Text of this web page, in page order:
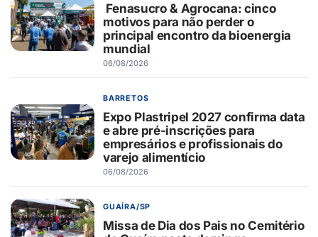
Fenasucro & Agrocana: cinco
motivos para não perder o
principal encontro da bioenergia
mundial
06/08/2026
BARRETOS
Expo Plastripel 2027 confirma data
e abre pré-inscrições para
empresários e profissionais do
varejo alimentício
06/08/2026
GUAÍRA/SP
Missa de Dia dos Pais no Cemitério